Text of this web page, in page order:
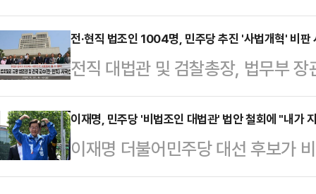
청 관계자는 이…
불가피할 것으로 생각되고, 공무원
다"고 강조했다.2일 법조계에 따르
선거법 위반 혐의를 받는 박모씨에
을 한 뒤 "증거 인멸과 도망의…
임용을 가능케 하는 '법원조직법 개
선이 가까워진 만큼 악화된 여론을
나, 대선 이후 다시 이재명 후보 비
다고 전망했다. 전문가들은 특히,
국 '이재명 지키기'를 위한 수단인
로 내다봤다.27일 법조계와 정치권
공지를 통해 "선대위…
전·현직 법조인 1004명, 민주당 추진 '사법개혁' 비판
전직 대법관 및 검찰총장, 법무부
독립은 민주주의의 최후의 보루"라
'사법부 개혁 입법'을 비판했다.전·
법원 청사 앞에서 '헌법과 법치의
시국선언을 통해 이같이 밝혔다.
이재명, 민주당 '비법조인 대법관' 법안 철회에 "내가
이재명 더불어민주당 대선 후보가
게 하고, 현재 14인 체제의 대법관